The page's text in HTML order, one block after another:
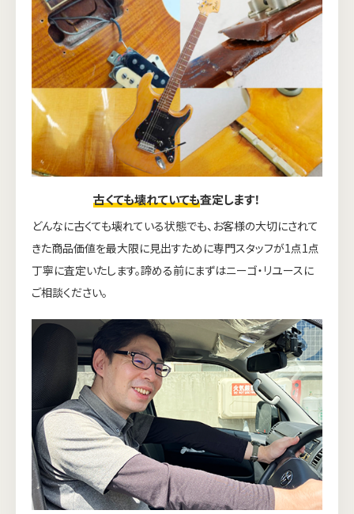
古くても壊れていても査定します！
どんなに古くても壊れている状態でも、お客様の大切にされて
きた商品価値を最大限に見出すために専門スタッフが1点1点
丁寧に査定いたします。諦める前にまずはニーゴ・リユースに
ご相談ください。